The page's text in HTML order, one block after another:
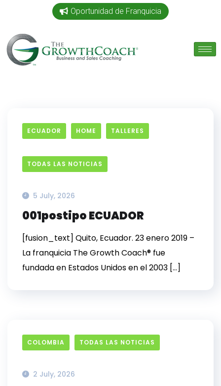
Oportunidad de Franquicia
ECUADOR HOME TALLERES
TODAS LAS NOTICIAS
5 July, 2026
001postipo ECUADOR
[fusion_text] Quito, Ecuador. 23 enero 2019 –
La franquicia The Growth Coach® fue
fundada en Estados Unidos en el 2003 […]
COLOMBIA TODAS LAS NOTICIAS
2 July, 2026